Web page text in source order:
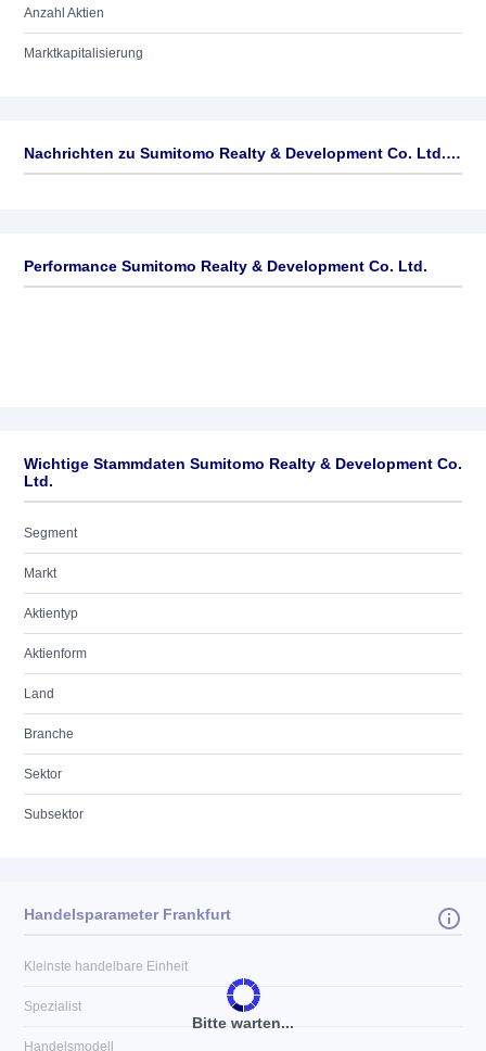
Anzahl Aktien
Marktkapitalisierung
Nachrichten zu Sumitomo Realty & Development Co. Ltd. ►
Performance Sumitomo Realty & Development Co. Ltd.
Wichtige Stammdaten Sumitomo Realty & Development Co.
Ltd.
Segment
Markt
Aktientyp
Aktienform
Land
Branche
Sektor
Subsektor
Bitte warten...
Handelsparameter Frankfurt
Kleinste handelbare Einheit
Spezialist
Handelsmodell